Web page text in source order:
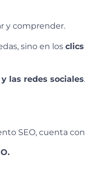
y comprender.
sino en los
las redes sociales
SEO, cuenta con